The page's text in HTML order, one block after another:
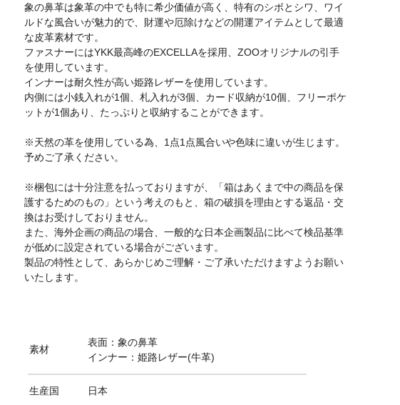
アインソフ (Ain Soph)
30,800
73,700税込
象の鼻革は象革の中でも特に希少価値が高く、特有のシボとシワ、ワイ
ルドな風合いが魅力的で、財運や厄除けなどの開運アイテムとして最適
な皮革素材です。
ファスナーにはYKK最高峰のEXCELLAを採用、ZOOオリジナルの引手
を使用しています。
インナーは耐久性が高い姫路レザーを使用しています。
内側には小銭入れが1個、札入れが3個、カード収納が10個、フリーポケ
ットが1個あり、たっぷりと収納することができます。
※天然の革を使用している為、1点1点風合いや色味に違いが生じます。
予めご了承ください。
※梱包には十分注意を払っておりますが、「箱はあくまで中の商品を保
護するためのもの」という考えのもと、箱の破損を理由とする返品・交
換はお受けしておりません。
また、海外企画の商品の場合、一般的な日本企画製品に比べて検品基準
が低めに設定されている場合がございます。
製品の特性として、あらかじめご理解・ご了承いただけますようお願い
いたします。
素材
表面：象の鼻革
インナー：姫路レザー(牛革)
生産国 日本